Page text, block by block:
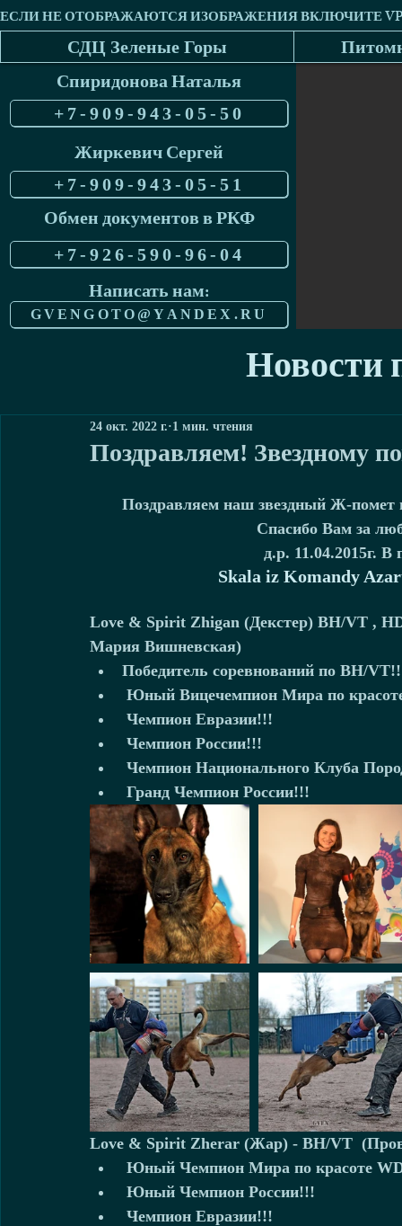
СДЦ Зеленые Горы
Спиридонова Наталья
+7-909-943-05-50
Жиркевич Сергей
+7-909-943-05-51
Обмен документов в РКФ
+7-926-590-96-04
Написать нам:
GVENGOTO@YANDEX.RU
Новости
Поздравляем! Звездному
24 окт. 2022 г. 1 мин. чтения
Поздравляем наш звездный Ж-помет
Спасибо Вам за
д.р. 11.04.2015г. В
Skala iz Komandy
Love & Spirit Zhigan (Декстер) BH/VT ,
Мария Вишневская)
Победитель соревнований по BH/
Юный Вицечемпион Мира по
Чемпион Евразии!!!
Чемпион России!!!
Чемпион Национального Клуба
Гранд Чемпион России!!!
Love & Spirit Zherar (Жар) - BH/VT
Юный Чемпион Мира по красоте
Юный Чемпион России!!!
Чемпион Евразии!!!